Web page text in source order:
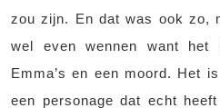
zou zijn. En dat was ook zo,
wel even wennen want het
Emma’s en een moord. Het
een personage dat echt